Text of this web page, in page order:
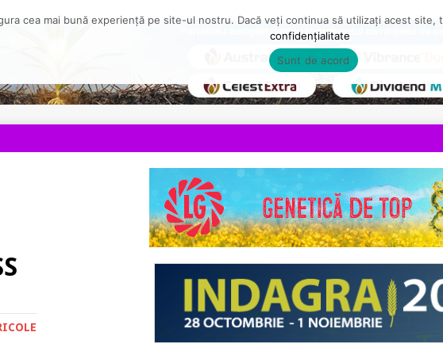
cea mai bună experiență pe site-ul nostru. Dacă veți continua să utilizați acest
confidențialitate
Sunt de acord